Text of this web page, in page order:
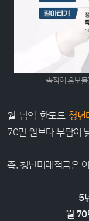
솔직히 홍보
월 납입 한도도 청
70만 원보다 부담이
즉, 청년미래적금은
5
월 70